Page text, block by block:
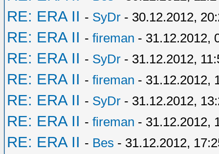
RE: ERA II - SyDr - 30.12.2012,
RE: ERA II - fireman - 31.12.2012,
RE: ERA II - SyDr - 31.12.2012,
RE: ERA II - fireman - 31.12.2012,
RE: ERA II - SyDr - 31.12.2012,
RE: ERA II - fireman - 31.12.2012,
RE: ERA II - Bes - 31.12.2012,